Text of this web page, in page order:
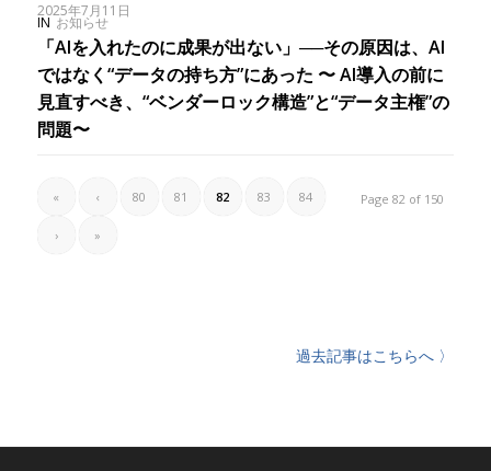
2025年7月11日
IN お知らせ
「AIを入れたのに成果が出ない」──その原因は、AI
ではなく“データの持ち方”にあった 〜 AI導入の前に
見直すべき、“ベンダーロック構造”と“データ主権”の
問題〜
Page 82 of 150
« ‹ 80 81 82 83 84
› »
過去記事はこちらへ 〉